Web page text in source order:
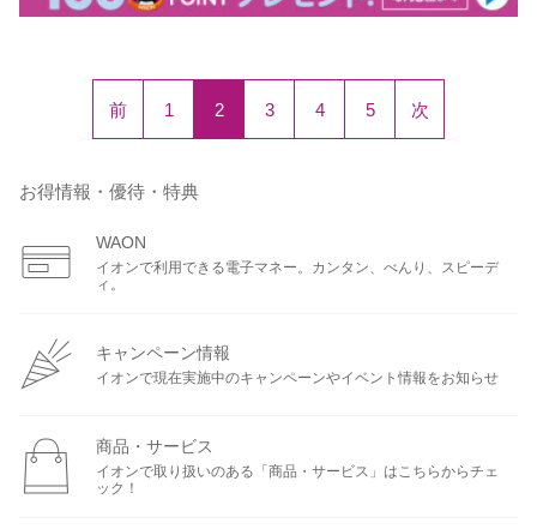
前 1 2 3 4 5 次
お得情報・優待・特典
WAON
イオンで利用できる電子マネー。カンタン、べんり、スピーデ
ィ。
キャンペーン情報
イオンで現在実施中のキャンペーンやイベント情報をお知らせ
商品・サービス
イオンで取り扱いのある「商品・サービス」はこちらからチェ
ック！